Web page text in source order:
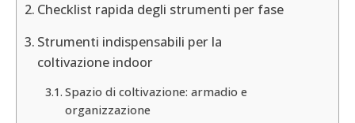
Checklist rapida degli strumenti per fase
Strumenti indispensabili per la
coltivazione indoor
Spazio di coltivazione: armadio e
organizzazione